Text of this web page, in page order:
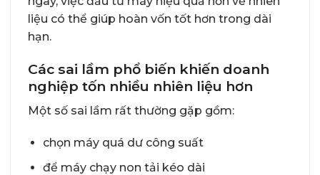
liệu có thể giúp hoàn vốn tốt hơn trong dài
hạn.
Các sai lầm phổ biến khiến doanh
nghiệp tốn nhiều nhiên liệu hơn
Một số sai lầm rất thường gặp gồm:
chọn máy quá dư công suất
để máy chạy non tải kéo dài